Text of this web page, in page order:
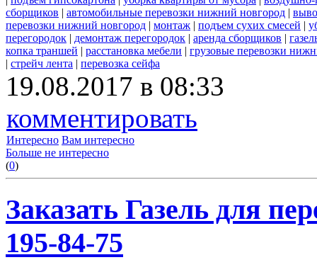
сборщиков | автомобильные перевозки нижний новгород |
перевозки нижний новгород | монтаж | подъем сухих смесей |
перегородок | демонтаж перегородок | аренда сборщиков |
копка траншей | расстановка мебели | грузовые перевозки
| стрейч лента | перевозка сейфа
19.08.2017 в 08:33
комментировать
Интересно Вам интересно
Больше не интересно
(0)
Заказать Газель для
195-84-75